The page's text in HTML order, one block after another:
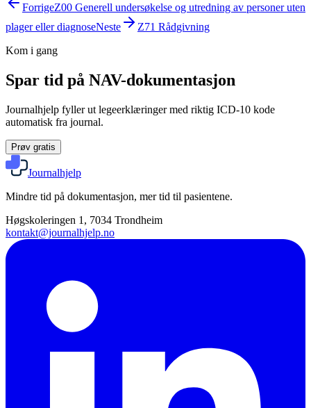
ForrigeZ00 Generell undersøkelse og utredning av personer uten
plager eller diagnoseNeste Z71 Rådgivning
Kom i gang
Spar tid på NAV-dokumentasjon
Journalhjelp fyller ut legeerklæringer med riktig ICD-10 kode
automatisk fra journal.
Prøv gratis
Journalhjelp
Mindre tid på dokumentasjon, mer tid til pasientene.
Høgskoleringen 1, 7034 Trondheim
kontakt@journalhjelp.no